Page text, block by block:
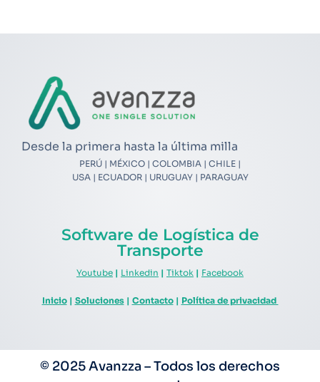
Desde la primera hasta la última milla
PERÚ | MÉXICO | COLOMBIA | CHILE |
USA | ECUADOR | URUGUAY | PARAGUAY
Software de Logística de
Transporte
Youtube | Linkedin | Tiktok | Facebook
Inicio| Soluciones| Contacto| Política de privacidad
© 2025 Avanzza – Todos los derechos